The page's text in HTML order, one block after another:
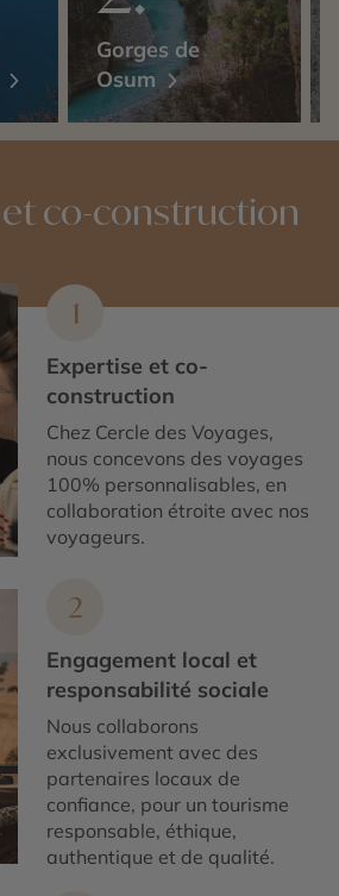
Gorges de
Osum
co-construction
1
Expertise et co-
construction
Chez Cercle des Voyages,
nous concevons des voyages
100% personnalisables, en
collaboration étroite avec nos
voyageurs.
2
Engagement local et
responsabilité sociale
Nous collaborons
exclusivement avec des
partenaires locaux de
confiance, pour un tourisme
responsable, éthique,
authentique et de qualité.